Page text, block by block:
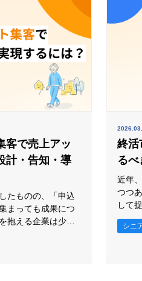
客で売上アッ
計・告知・導
たものの、「申込
まっても成果につ
抱える企業は少な
じくらい、「安心
終活
る
近年
つつ
して
活をする
代終
シニ